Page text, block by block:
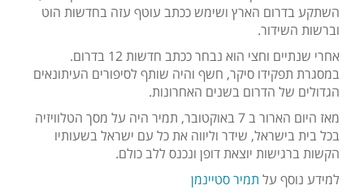
השתקע בדרום הארץ ושימש ככתב עוטף עזה בחדשות הוט
וברשות השידור.
אחרי שנתיים וחצי הוא נבחר ככתב חדשות 12 בדרום.
במסגרת תפקידו סיקר, חשף והיה שותף לסיפורים העיתונאים
הגדולים של הדרום בשנים האחרונות.
מאז היום הארור ב 7 באוקטובר, תמיר היה על מסך הטלוויזיה
בכל בית בישראל, שידר וליווה את כל עם ישראל בשעותיו
הקשות ברגישות יוצאת דופן ונכנס ללב כולם.
למידע נוסף על תמיר סטיינמן